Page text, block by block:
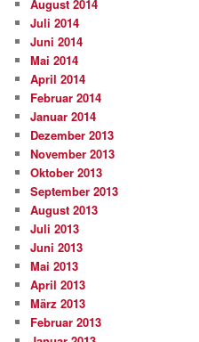
August 2014
Juli 2014
Juni 2014
Mai 2014
April 2014
Februar 2014
Januar 2014
Dezember 2013
November 2013
Oktober 2013
September 2013
August 2013
Juli 2013
Juni 2013
Mai 2013
April 2013
März 2013
Februar 2013